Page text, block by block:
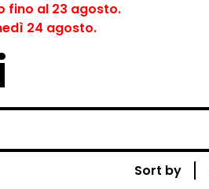
fino al 23 agosto.
24 agosto.
Sort by